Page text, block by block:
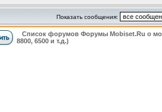
Показать сообщения:
Список форумов Форумы Mobiset.Ru о
8800, 6500 и т.д.)